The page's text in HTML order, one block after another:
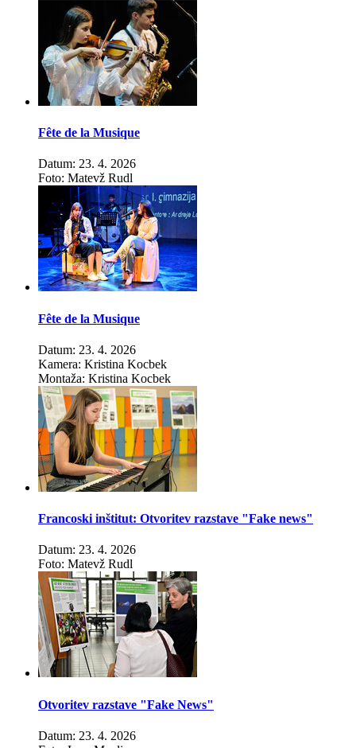
Fête de la Musique
Datum: 23. 4. 2026
Foto: Matevž Rudl
Fête de la Musique
Datum: 23. 4. 2026
Kamera: Kristina Kocbek
Montaža: Kristina Kocbek
Francoski inštitut: Otvoritev razstave "Fake news"
Datum: 23. 4. 2026
Foto: Matevž Rudl
Otvoritev razstave "Fake News"
Datum: 23. 4. 2026